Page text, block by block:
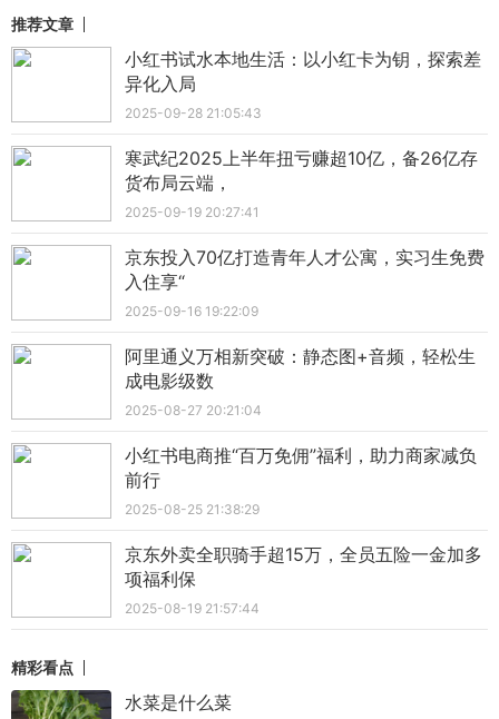
推荐文章
小红书试水本地生活：以小红卡为钥，探索差
异化入局
2025-09-28 21:05:43
寒武纪2025上半年扭亏赚超10亿，备26亿存
货布局云端，
2025-09-19 20:27:41
京东投入70亿打造青年人才公寓，实习生免费
入住享“
2025-09-16 19:22:09
阿里通义万相新突破：静态图+音频，轻松生
成电影级数
2025-08-27 20:21:04
小红书电商推“百万免佣”福利，助力商家减负
前行
2025-08-25 21:38:29
京东外卖全职骑手超15万，全员五险一金加多
项福利保
2025-08-19 21:57:44
精彩看点
水菜是什么菜